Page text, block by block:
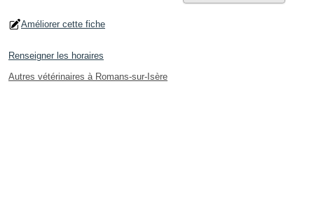
Améliorer cette fiche
Renseigner les horaires
Autres vétérinaires à Romans-sur-Isère